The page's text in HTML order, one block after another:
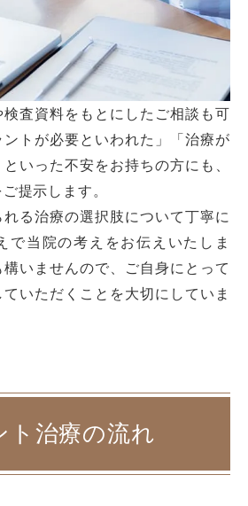
査資料をもとにしたご相談も可
トが必要といわれた」「治療が
いった不安をお持ちの方にも、
提示します。
る治療の選択肢について丁寧に
で当院の考えをお伝えいたしま
いませんので、ご自身にとって
いただくことを大切にしていま
ト治療の流れ